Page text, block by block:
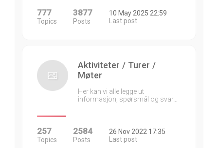
777
Topics
3877
Posts
10 May 2025 22:59
Last post
Aktiviteter / Turer /
Møter
Her kan vi alle legge ut
informasjon, spørsmål og svar…
257
Topics
2584
Posts
26 Nov 2022 17:35
Last post